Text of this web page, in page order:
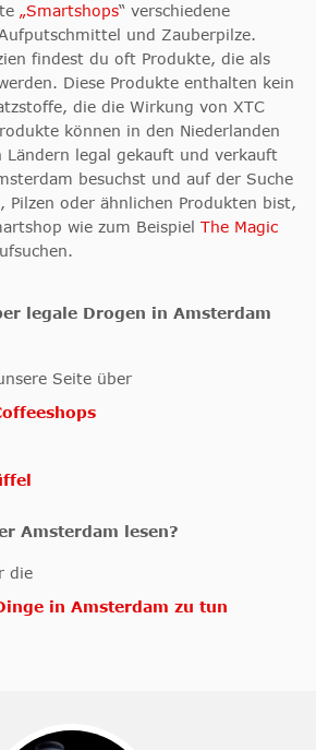
„Smartshops“ verschiedene
und Zauberpilze.
findest du oft Produkte, die als
Diese Produkte enthalten kein
die die Wirkung von XTC
können in den Niederlanden
Ländern legal gekauft und verkauft
besuchst und auf der Suche
Pilzen oder ähnlichen Produkten bist,
wie zum Beispiel The Magic
legale Drogen in Amsterdam
Seite über
Amsterdam lesen?
die
in Amsterdam zu tun